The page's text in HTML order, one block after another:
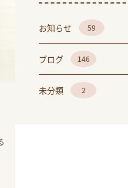
お知らせ 59
ブログ 146
未分類 2